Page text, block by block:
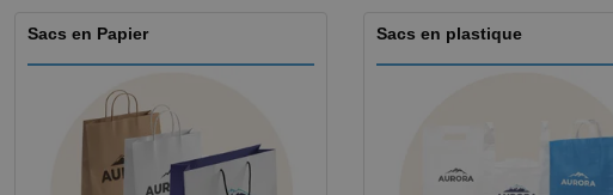
Sacs en Papier Sacs en plastique